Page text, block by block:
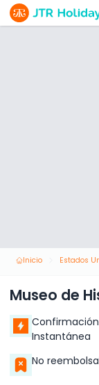
Inicio Estados
Museo de
Confirmación
Instantánea
No